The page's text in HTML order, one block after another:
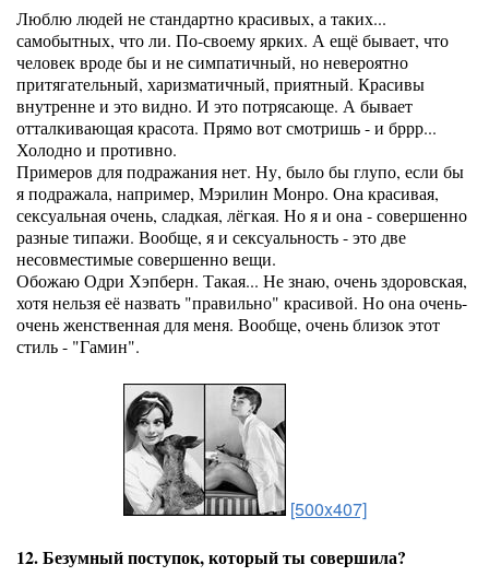
Люблю людей не стандартно красивых, а таких...
самобытных, что ли. По-своему ярких. А ещё бывает, что
человек вроде бы и не симпатичный, но невероятно
притягательный, харизматичный, приятный. Красивы
внутренне и это видно. И это потрясающе. А бывает
отталкивающая красота. Прямо вот смотришь - и бррр...
Холодно и противно.
Примеров для подражания нет. Ну, было бы глупо, если бы
я подражала, например, Мэрилин Монро. Она красивая,
сексуальная очень, сладкая, лёгкая. Но я и она - совершенно
разные типажи. Вообще, я и сексуальность - это две
несовместимые совершенно вещи.
Обожаю Одри Хэпберн. Такая... Не знаю, очень здоровская,
хотя нельзя её назвать "правильно" красивой. Но она очень-
очень женственная для меня. Вообще, очень близок этот
стиль - "Гамин".
[500x407]
12. Безумный поступок, который ты совершила?